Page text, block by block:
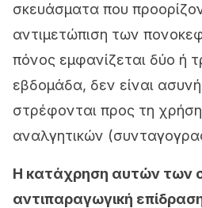
σκευάσματα που
αντιμετώπιση των
πόνος εμφανίζεται δύο ή
εβδομάδα, δεν είναι
στρέφονται προς τη
αναλγητικών
Η κατάχρηση αυτών των
αντιπαραγωγική